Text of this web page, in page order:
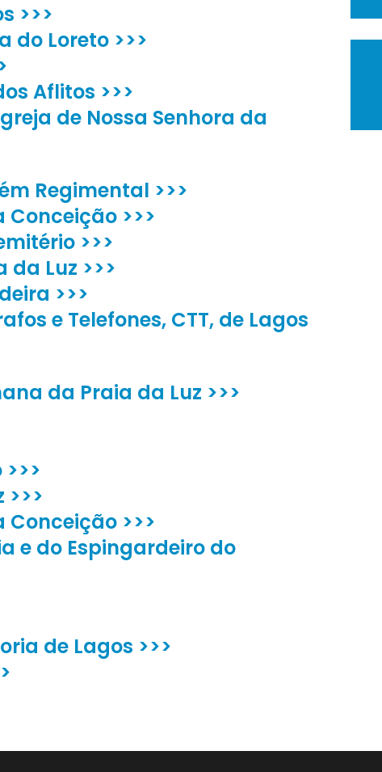
>>>
do Loreto >>>
Aflitos >>>
de Nossa Senhora da
Regimental >>>
Conceição >>>
>>>
da Luz >>>
>>>
e Telefones, CTT, de Lagos
da Praia da Luz >>>
>>>
Conceição >>>
e do Espingardeiro do
de Lagos >>>